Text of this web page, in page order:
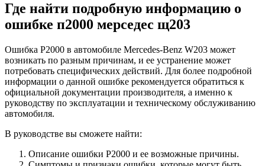
Где найти подробную информацию о
ошибке п2000 мерседес щ203
Ошибка P2000 в автомобиле Mercedes-Benz W203 может
возникать по разным причинам, и ее устранение может
потребовать специфических действий. Для более подробной
информации о данной ошибке рекомендуется обратиться к
официальной документации производителя, а именно к
руководству по эксплуатации и техническому обслуживанию
автомобиля.
В руководстве вы сможете найти:
Описание ошибки P2000 и ее возможные причины.